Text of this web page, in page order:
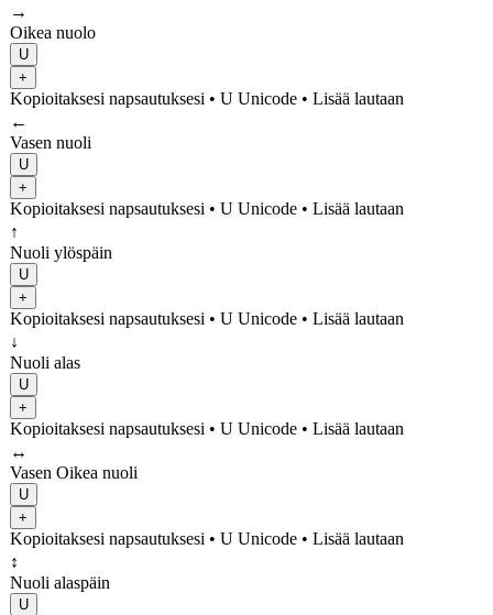
→
Oikea nuolo
U
+
Kopioitaksesi napsautuksesi • U Unicode • Lisää lautaan
←
Vasen nuoli
U
+
Kopioitaksesi napsautuksesi • U Unicode • Lisää lautaan
↑
Nuoli ylöspäin
U
+
Kopioitaksesi napsautuksesi • U Unicode • Lisää lautaan
↓
Nuoli alas
U
+
Kopioitaksesi napsautuksesi • U Unicode • Lisää lautaan
↔
Vasen Oikea nuoli
U
+
Kopioitaksesi napsautuksesi • U Unicode • Lisää lautaan
↕
Nuoli alaspäin
U